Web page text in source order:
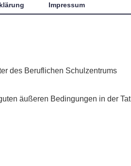
Impressum
des Beruflichen Schulzentrums
äußeren Bedingungen in der Tat